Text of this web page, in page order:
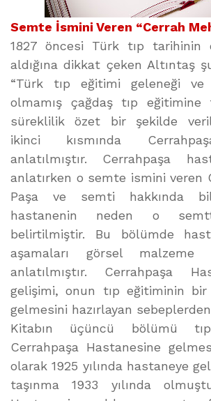
Semte İsmini Veren “Cerrah
1827 öncesi Türk tıp
aldığına dikkat çeken Altıntaş
“Türk tıp eğitimi geleneği
olmamış çağdaş tıp eğitimine
süreklilik özet bir şekilde
ikinci kısmında
anlatılmıştır. Cerrahpaşa
anlatırken o semte ismini veren
Paşa ve semti hakkında
hastanenin neden o
belirtilmiştir. Bu bölümde
aşamaları görsel malzeme
anlatılmıştır. Cerrahpaşa
gelişimi, onun tıp eğitiminin bir
gelmesini hazırlayan
Kitabın üçüncü bölümü
Cerrahpaşa Hastanesine
olarak 1925 yılında hastaneye
taşınma 1933 yılında